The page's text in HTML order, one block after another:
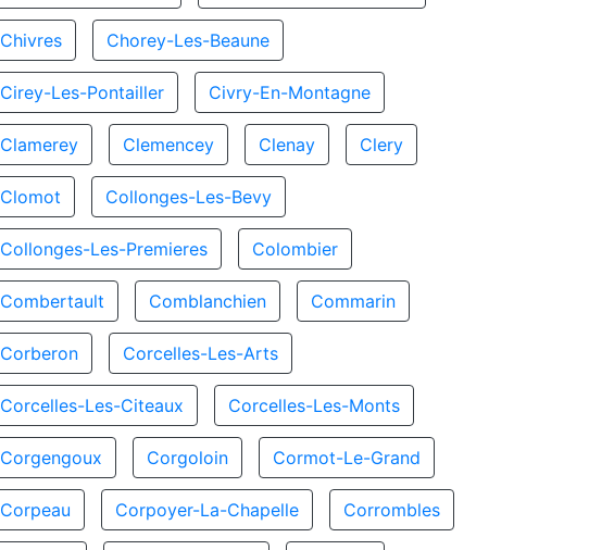
Chivres Chorey-Les-Beaune
Cirey-Les-Pontailler Civry-En-Montagne
Clamerey Clemencey Clenay Clery
Clomot Collonges-Les-Bevy
Collonges-Les-Premieres Colombier
Combertault Comblanchien Commarin
Corberon Corcelles-Les-Arts
Corcelles-Les-Citeaux Corcelles-Les-Monts
Corgengoux Corgoloin Cormot-Le-Grand
Corpeau Corpoyer-La-Chapelle Corrombles